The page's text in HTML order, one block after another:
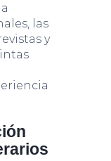
las
y